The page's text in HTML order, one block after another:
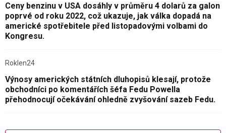
Ceny benzinu v USA dosáhly v průměru 4 dolarů za galon
poprvé od roku 2022, což ukazuje, jak válka dopadá na
americké spotřebitele před listopadovými volbami do
Kongresu.
Roklen24
Výnosy amerických státních dluhopisů klesají, protože
obchodníci po komentářích šéfa Fedu Powella
přehodnocují očekávání ohledně zvyšování sazeb Fedu.